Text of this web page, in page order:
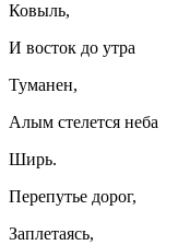
Ковыль,
И восток до утра
Туманен,
Алым стелется неба
Ширь.
Перепутье дорог,
Заплетаясь,